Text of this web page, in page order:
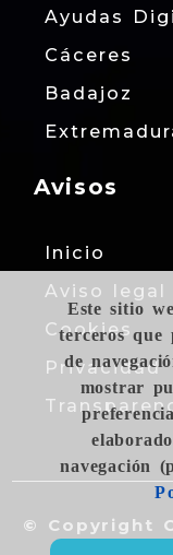
Este sitio
terceros que
de
mostrar
navegación
Ayudas
Cáceres
Badajoz
Avisos
Inicio
Aviso legal
Cookies
Privacidad
© Copyright